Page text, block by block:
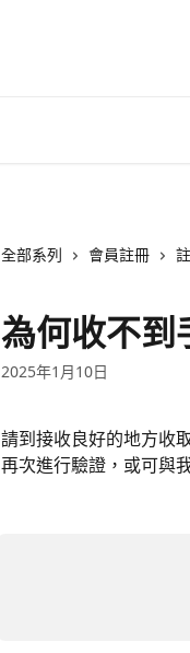
全部系列 會員註冊
為何收不到
2025年1月10日
請到接收良好的地方收
再次進行驗證，或可與